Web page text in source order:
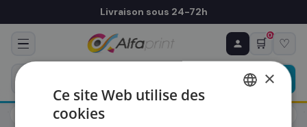
Livraison sous 24-72h
🛒
0
♡
Toners Dell
♻ COMMANDE RÉCURRENTE
Prévoyez & économisez
Programmez votre prochain achat — notre équipe
vous prépare un devis personnalisé
×
Ce site Web utilise des
cookies